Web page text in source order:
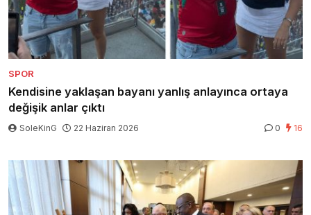
SPOR
Kendisine yaklaşan bayanı yanlış anlayınca ortaya
değişik anlar çıktı
SoleKinG 22 Haziran 2026 0 16